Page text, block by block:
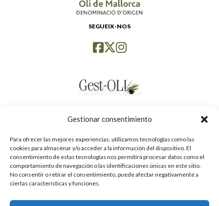
Gestionar consentimiento
Para ofrecer las mejores experiencias, utilizamos tecnologías como las
cookies para almacenar y/o acceder a la información del dispositivo. El
consentimiento de estas tecnologías nos permitirá procesar datos como el
comportamiento de navegación o las identificaciones únicas en este sitio.
No consentir o retirar el consentimiento, puede afectar negativamente a
ciertas características y funciones.
SEGUEIX-NOS